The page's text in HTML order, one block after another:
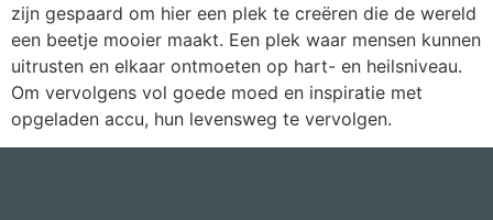
zijn gespaard om hier een plek te creëren die de wereld
een beetje mooier maakt. Een plek waar mensen kunnen
uitrusten en elkaar ontmoeten op hart- en heilsniveau.
Om vervolgens vol goede moed en inspiratie met
opgeladen accu, hun levensweg te vervolgen.